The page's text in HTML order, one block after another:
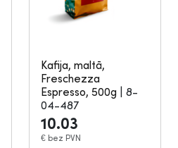
Kafija, maltā,
Freschezza
Espresso, 500g
8-
04-487
10.03
€ bez PVN